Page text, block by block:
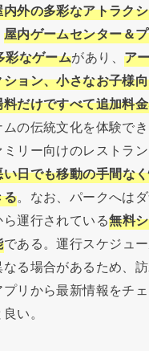
外の多彩なアトラク
屋内ゲームセンター＆
彩なゲームがあり、 ア
ョン、小さなお子様
だけですべて追加料
の伝統文化を体験で
ミリー向けのレストラ
い日でも移動の手間な
る。なお、パークへは
運行されている無料
である。運行スケジュ
る場合があるため、
リから最新情報をチ
い。